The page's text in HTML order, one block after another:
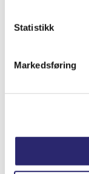
Statistikk
Markedsføring